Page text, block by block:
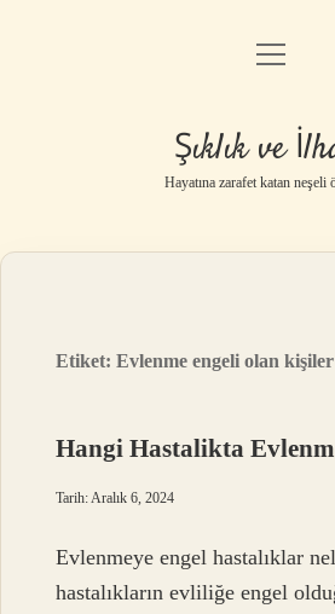
Anasayfa
Gizlilik Politikası
Yasal Uyarı
menüyü
Şıklık ve
Hayatına zarafet katan neşeli
Etiket:Evlenme engeli olan
Hangi Hastalikta
Tarih: Aralık 6, 2024
Evlenmeye engel hastalıklar
hastalıkların evliliğe engel